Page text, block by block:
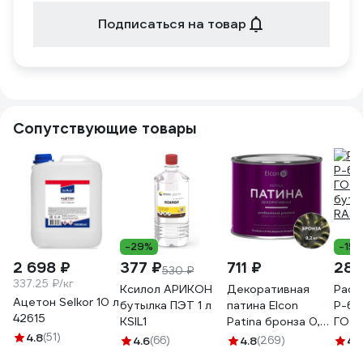
Подписаться на товар
Сопутствующие товары
2 698 ₽
337.25 ₽/кг
Ацетон Selkor 10 л
42615
4.8(51)
-29%
377 ₽530 ₽
Ксилол АРИКОН
бутылка ПЭТ 1 л
KSIL1
4.6(66)
711 ₽
Декоративная
патина Elcon
Patina бронза 0,2
кг 00-00461422
4.8(269)
-15%
Р-
4.8